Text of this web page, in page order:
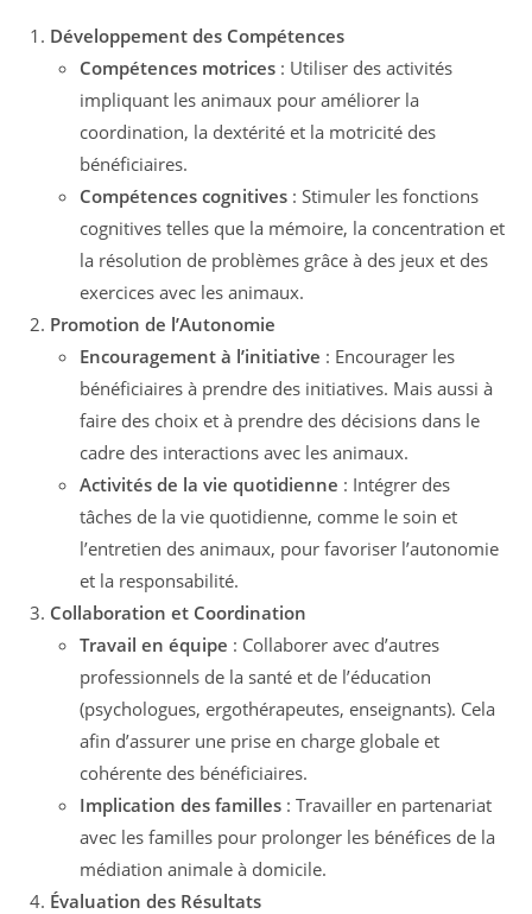
Développement des Compétences
Compétences motrices : Utiliser des activités
impliquant les animaux pour améliorer la
coordination, la dextérité et la motricité des
bénéficiaires.
Compétences cognitives : Stimuler les fonctions
cognitives telles que la mémoire, la concentration et
la résolution de problèmes grâce à des jeux et des
exercices avec les animaux.
Promotion de l’Autonomie
Encouragement à l’initiative : Encourager les
bénéficiaires à prendre des initiatives. Mais aussi à
faire des choix et à prendre des décisions dans le
cadre des interactions avec les animaux.
Activités de la vie quotidienne : Intégrer des
tâches de la vie quotidienne, comme le soin et
l’entretien des animaux, pour favoriser l’autonomie
et la responsabilité.
Collaboration et Coordination
Travail en équipe : Collaborer avec d’autres
professionnels de la santé et de l’éducation
(psychologues, ergothérapeutes, enseignants). Cela
afin d’assurer une prise en charge globale et
cohérente des bénéficiaires.
Implication des familles : Travailler en partenariat
avec les familles pour prolonger les bénéfices de la
médiation animale à domicile.
Évaluation des Résultats